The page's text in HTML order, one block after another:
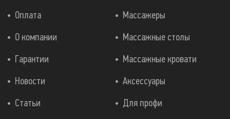
Массажеры
Массажные столы
Массажные кровати
Аксессуары
Для профи
Оплата
О компании
Гарантии
Новости
Статьи